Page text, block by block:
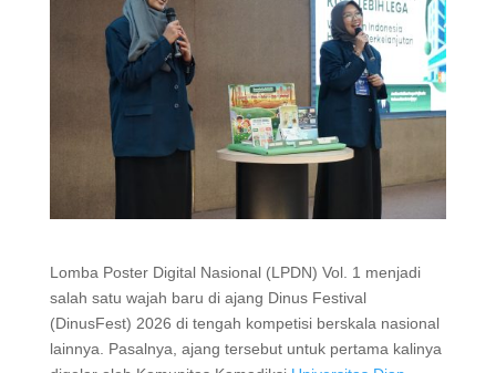
Lomba Poster Digital Nasional (LPDN) Vol. 1 menjadi
salah satu wajah baru di ajang Dinus Festival
(DinusFest) 2026 di tengah kompetisi berskala nasional
lainnya. Pasalnya, ajang tersebut untuk pertama kalinya